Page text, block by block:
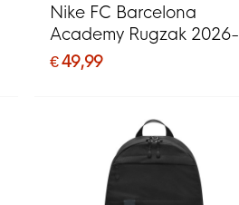
Nike FC Barcelona
Academy Rugzak 2026-
2027 Rood Blauw Geel
€ 49,99